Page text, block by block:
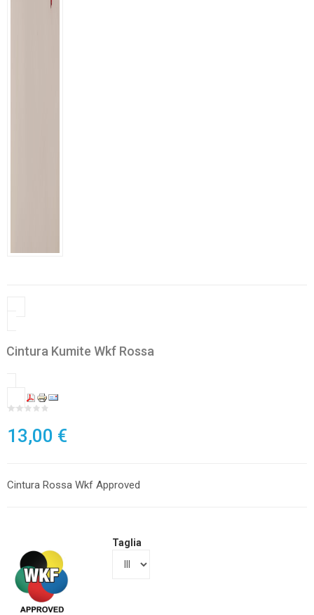
Cintura Kumite Wkf Rossa
13,00 €
Cintura Rossa Wkf Approved
Taglia